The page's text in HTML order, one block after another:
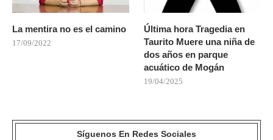
La mentira no es el camino
17/09/2022
Última hora Tragedia en
Taurito Muere una niña de
dos años en parque
acuático de Mogán
19/04/2025
Síguenos En Redes Sociales